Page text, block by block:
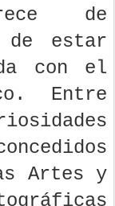
de
de estar
con el
Entre
Artes y